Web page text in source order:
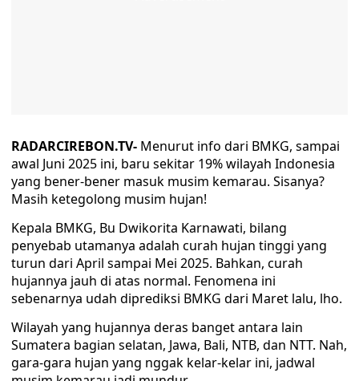
RADARCIREBON.TV- Menurut info dari BMKG, sampai
awal Juni 2025 ini, baru sekitar 19% wilayah Indonesia
yang bener-bener masuk musim kemarau. Sisanya?
Masih ketegolong musim hujan!
Kepala BMKG, Bu Dwikorita Karnawati, bilang
penyebab utamanya adalah curah hujan tinggi yang
turun dari April sampai Mei 2025. Bahkan, curah
hujannya jauh di atas normal. Fenomena ini
sebenarnya udah diprediksi BMKG dari Maret lalu, lho.
Wilayah yang hujannya deras banget antara lain
Sumatera bagian selatan, Jawa, Bali, NTB, dan NTT. Nah,
gara-gara hujan yang nggak kelar-kelar ini, jadwal